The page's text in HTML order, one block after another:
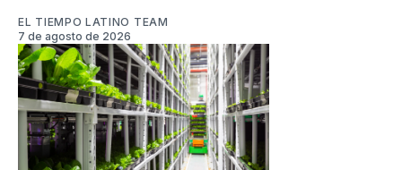
EL TIEMPO LATINO TEAM
7 de agosto de 2026